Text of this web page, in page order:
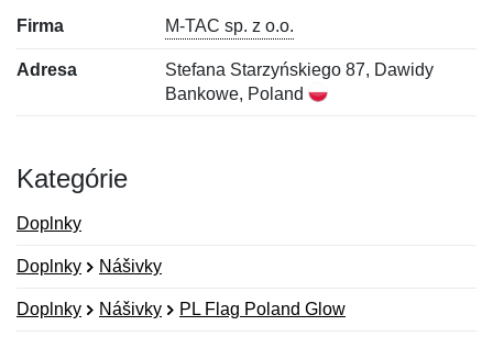
Firma M-TAC sp. z o.o.
Adresa
Stefana Starzyńskiego 87, Dawidy
Bankowe, Poland
Kategórie
Doplnky
Doplnky Nášivky
Doplnky Nášivky PL Flag Poland Glow